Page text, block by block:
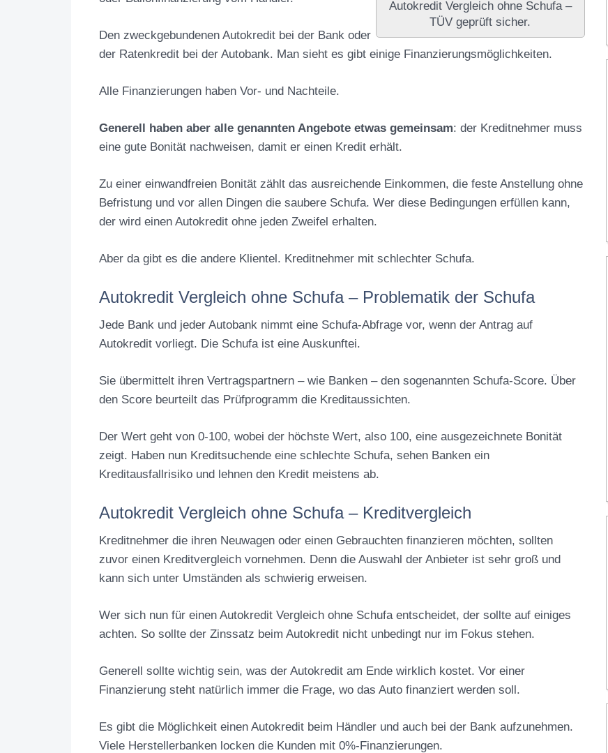
Autokredit Vergleich ohne Schufa –
TÜV geprüft sicher.
Den zweckgebundenen Autokredit bei der Bank oder
der Ratenkredit bei der Autobank. Man sieht es gibt einige Finanzierungsmöglichkeiten.
Alle Finanzierungen haben Vor- und Nachteile.
Generell haben aber alle genannten Angebote etwas gemeinsam: der Kreditnehmer muss
eine gute Bonität nachweisen, damit er einen Kredit erhält.
Zu einer einwandfreien Bonität zählt das ausreichende Einkommen, die feste Anstellung ohne
Befristung und vor allen Dingen die saubere Schufa. Wer diese Bedingungen erfüllen kann,
der wird einen Autokredit ohne jeden Zweifel erhalten.
Aber da gibt es die andere Klientel. Kreditnehmer mit schlechter Schufa.
Autokredit Vergleich ohne Schufa – Problematik der Schufa
Jede Bank und jeder Autobank nimmt eine Schufa-Abfrage vor, wenn der Antrag auf
Autokredit vorliegt. Die Schufa ist eine Auskunftei.
Sie übermittelt ihren Vertragspartnern – wie Banken – den sogenannten Schufa-Score. Über
den Score beurteilt das Prüfprogramm die Kreditaussichten.
Der Wert geht von 0-100, wobei der höchste Wert, also 100, eine ausgezeichnete Bonität
zeigt. Haben nun Kreditsuchende eine schlechte Schufa, sehen Banken ein
Kreditausfallrisiko und lehnen den Kredit meistens ab.
Autokredit Vergleich ohne Schufa – Kreditvergleich
Kreditnehmer die ihren Neuwagen oder einen Gebrauchten finanzieren möchten, sollten
zuvor einen Kreditvergleich vornehmen. Denn die Auswahl der Anbieter ist sehr groß und
kann sich unter Umständen als schwierig erweisen.
Wer sich nun für einen Autokredit Vergleich ohne Schufa entscheidet, der sollte auf einiges
achten. So sollte der Zinssatz beim Autokredit nicht unbedingt nur im Fokus stehen.
Generell sollte wichtig sein, was der Autokredit am Ende wirklich kostet. Vor einer
Finanzierung steht natürlich immer die Frage, wo das Auto finanziert werden soll.
Es gibt die Möglichkeit einen Autokredit beim Händler und auch bei der Bank aufzunehmen.
Viele Herstellerbanken locken die Kunden mit 0%-Finanzierungen.